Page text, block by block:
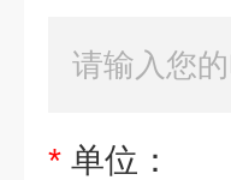
* 单位：